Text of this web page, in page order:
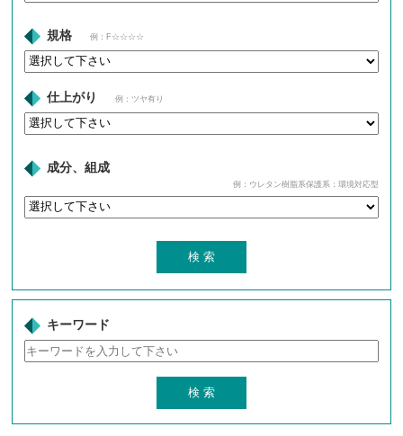
規格 例：F☆☆☆☆
仕上がり 例：ツヤ有り
成分、組成
例：ウレタン樹脂系保護系：環境対応型
キーワード